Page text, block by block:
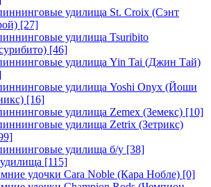
удилища St. Croix (Сэнт
[27]
удилища Tsuribito
[46]
удилища Yin Tai (Джин Тай)
удилища Yoshi Onyx (Йоши
[16]
удилища Zemex (Земекс) [10]
удилища Zetrix (Зетрикс)
удилища б/у [38]
[115]
удочки Cara Noble (Кара Нобле) [0]